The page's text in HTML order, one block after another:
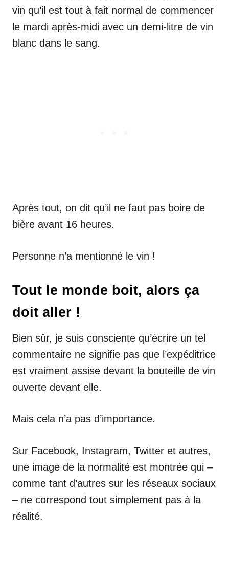
vin qu’il est tout à fait normal de commencer
le mardi après-midi avec un demi-litre de vin
blanc dans le sang.
Après tout, on dit qu’il ne faut pas boire de
bière avant 16 heures.
Personne n’a mentionné le vin !
Tout le monde boit, alors ça
doit aller !
Bien sûr, je suis consciente qu’écrire un tel
commentaire ne signifie pas que l’expéditrice
est vraiment assise devant la bouteille de vin
ouverte devant elle.
Mais cela n’a pas d’importance.
Sur Facebook, Instagram, Twitter et autres,
une image de la normalité est montrée qui –
comme tant d’autres sur les réseaux sociaux
– ne correspond tout simplement pas à la
réalité.